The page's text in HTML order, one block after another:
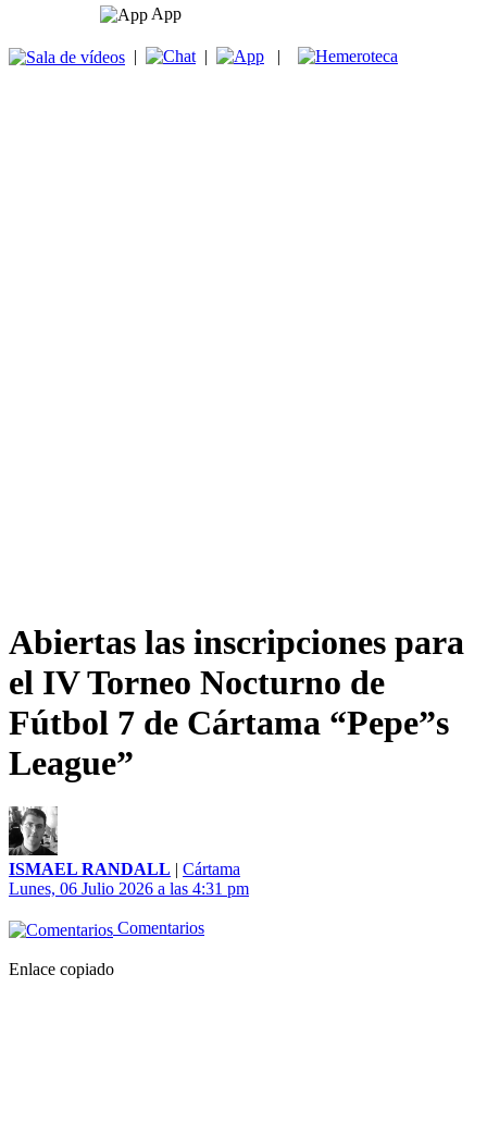
App
| | |
Abiertas las inscripciones para
el IV Torneo Nocturno de
Fútbol 7 de Cártama “Pepe”s
League”
ISMAEL RANDALL | Cártama
Lunes, 06 Julio 2026 a las 4:31 pm
Comentarios
Enlace copiado